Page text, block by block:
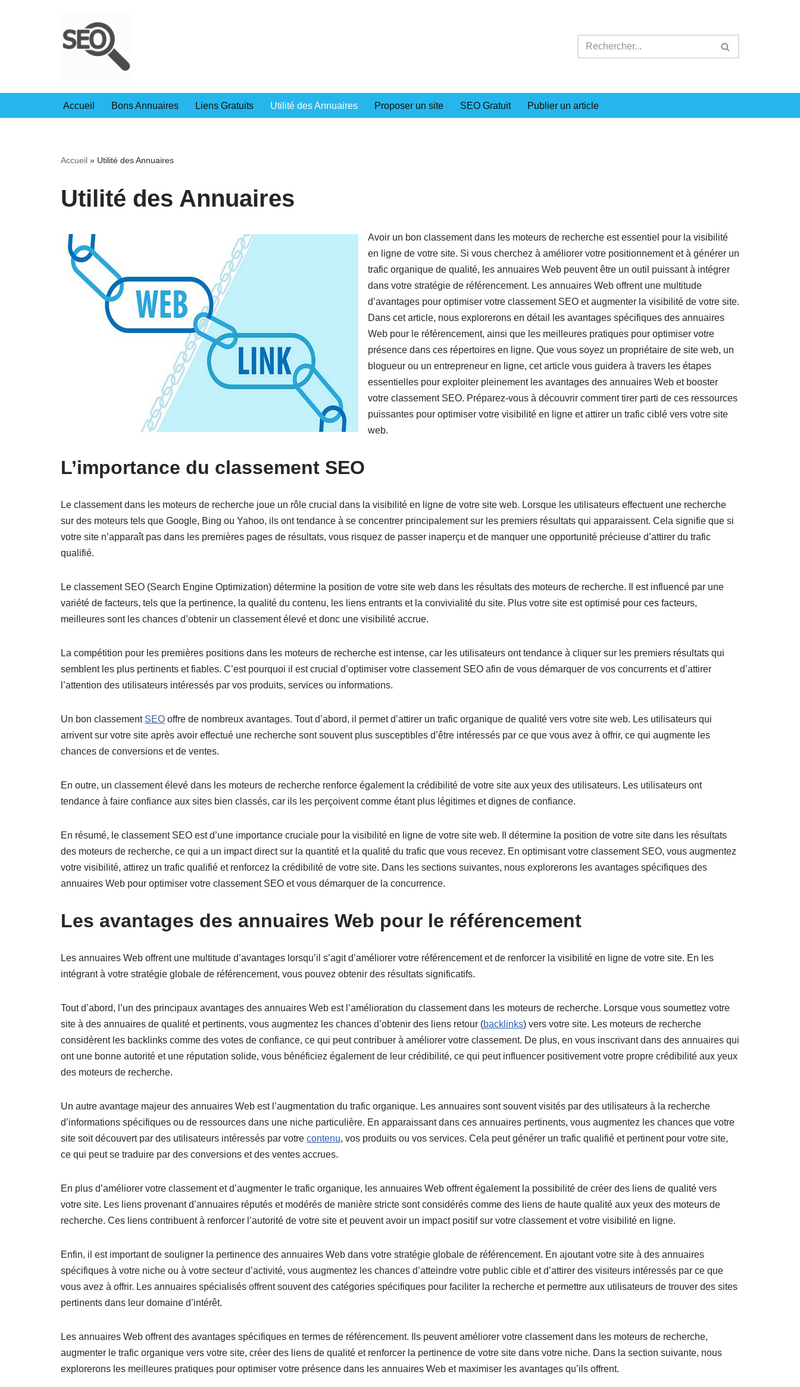
Accueil Bons Annuaires Liens Gratuits Utilité des Annuaires Proposer un site SEO Gratuit Publier un article
Accueil » Utilité des Annuaires
Utilité des Annuaires
Avoir un bon classement dans les moteurs de recherche est essentiel pour la visibilité
en ligne de votre site. Si vous cherchez à améliorer votre positionnement et à générer un
trafic organique de qualité, les annuaires Web peuvent être un outil puissant à intégrer
dans votre stratégie de référencement. Les annuaires Web offrent une multitude
d’avantages pour optimiser votre classement SEO et augmenter la visibilité de votre site.
Dans cet article, nous explorerons en détail les avantages spécifiques des annuaires
Web pour le référencement, ainsi que les meilleures pratiques pour optimiser votre
présence dans ces répertoires en ligne. Que vous soyez un propriétaire de site web, un
blogueur ou un entrepreneur en ligne, cet article vous guidera à travers les étapes
essentielles pour exploiter pleinement les avantages des annuaires Web et booster
votre classement SEO. Préparez-vous à découvrir comment tirer parti de ces ressources
puissantes pour optimiser votre visibilité en ligne et attirer un trafic ciblé vers votre site
web.
L’importance du classement SEO
Le classement dans les moteurs de recherche joue un rôle crucial dans la visibilité en ligne de votre site web. Lorsque les utilisateurs effectuent une recherche
sur des moteurs tels que Google, Bing ou Yahoo, ils ont tendance à se concentrer principalement sur les premiers résultats qui apparaissent. Cela signifie que si
votre site n’apparaît pas dans les premières pages de résultats, vous risquez de passer inaperçu et de manquer une opportunité précieuse d’attirer du trafic
qualifié.
Le classement SEO (Search Engine Optimization) détermine la position de votre site web dans les résultats des moteurs de recherche. Il est influencé par une
variété de facteurs, tels que la pertinence, la qualité du contenu, les liens entrants et la convivialité du site. Plus votre site est optimisé pour ces facteurs,
meilleures sont les chances d’obtenir un classement élevé et donc une visibilité accrue.
La compétition pour les premières positions dans les moteurs de recherche est intense, car les utilisateurs ont tendance à cliquer sur les premiers résultats qui
semblent les plus pertinents et fiables. C’est pourquoi il est crucial d’optimiser votre classement SEO afin de vous démarquer de vos concurrents et d’attirer
l’attention des utilisateurs intéressés par vos produits, services ou informations.
Un bon classement SEO offre de nombreux avantages. Tout d’abord, il permet d’attirer un trafic organique de qualité vers votre site web. Les utilisateurs qui
arrivent sur votre site après avoir effectué une recherche sont souvent plus susceptibles d’être intéressés par ce que vous avez à offrir, ce qui augmente les
chances de conversions et de ventes.
En outre, un classement élevé dans les moteurs de recherche renforce également la crédibilité de votre site aux yeux des utilisateurs. Les utilisateurs ont
tendance à faire confiance aux sites bien classés, car ils les perçoivent comme étant plus légitimes et dignes de confiance.
En résumé, le classement SEO est d’une importance cruciale pour la visibilité en ligne de votre site web. Il détermine la position de votre site dans les résultats
des moteurs de recherche, ce qui a un impact direct sur la quantité et la qualité du trafic que vous recevez. En optimisant votre classement SEO, vous augmentez
votre visibilité, attirez un trafic qualifié et renforcez la crédibilité de votre site. Dans les sections suivantes, nous explorerons les avantages spécifiques des
annuaires Web pour optimiser votre classement SEO et vous démarquer de la concurrence.
Les avantages des annuaires Web pour le référencement
Les annuaires Web offrent une multitude d’avantages lorsqu’il s’agit d’améliorer votre référencement et de renforcer la visibilité en ligne de votre site. En les
intégrant à votre stratégie globale de référencement, vous pouvez obtenir des résultats significatifs.
Tout d’abord, l’un des principaux avantages des annuaires Web est l’amélioration du classement dans les moteurs de recherche. Lorsque vous soumettez votre
site à des annuaires de qualité et pertinents, vous augmentez les chances d’obtenir des liens retour (backlinks) vers votre site. Les moteurs de recherche
considèrent les backlinks comme des votes de confiance, ce qui peut contribuer à améliorer votre classement. De plus, en vous inscrivant dans des annuaires qui
ont une bonne autorité et une réputation solide, vous bénéficiez également de leur crédibilité, ce qui peut influencer positivement votre propre crédibilité aux yeux
des moteurs de recherche.
Un autre avantage majeur des annuaires Web est l’augmentation du trafic organique. Les annuaires sont souvent visités par des utilisateurs à la recherche
d’informations spécifiques ou de ressources dans une niche particulière. En apparaissant dans ces annuaires pertinents, vous augmentez les chances que votre
site soit découvert par des utilisateurs intéressés par votre contenu, vos produits ou vos services. Cela peut générer un trafic qualifié et pertinent pour votre site,
ce qui peut se traduire par des conversions et des ventes accrues.
En plus d’améliorer votre classement et d’augmenter le trafic organique, les annuaires Web offrent également la possibilité de créer des liens de qualité vers
votre site. Les liens provenant d’annuaires réputés et modérés de manière stricte sont considérés comme des liens de haute qualité aux yeux des moteurs de
recherche. Ces liens contribuent à renforcer l’autorité de votre site et peuvent avoir un impact positif sur votre classement et votre visibilité en ligne.
Enfin, il est important de souligner la pertinence des annuaires Web dans votre stratégie globale de référencement. En ajoutant votre site à des annuaires
spécifiques à votre niche ou à votre secteur d’activité, vous augmentez les chances d’atteindre votre public cible et d’attirer des visiteurs intéressés par ce que
vous avez à offrir. Les annuaires spécialisés offrent souvent des catégories spécifiques pour faciliter la recherche et permettre aux utilisateurs de trouver des sites
pertinents dans leur domaine d’intérêt.
Les annuaires Web offrent des avantages spécifiques en termes de référencement. Ils peuvent améliorer votre classement dans les moteurs de recherche,
augmenter le trafic organique vers votre site, créer des liens de qualité et renforcer la pertinence de votre site dans votre niche. Dans la section suivante, nous
explorerons les meilleures pratiques pour optimiser votre présence dans les annuaires Web et maximiser les avantages qu’ils offrent.